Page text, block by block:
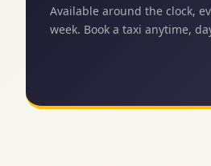
Available around the clock,
week. Book a taxi anytime,